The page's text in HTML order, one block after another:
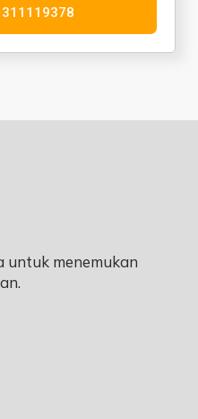
untuk menemukan